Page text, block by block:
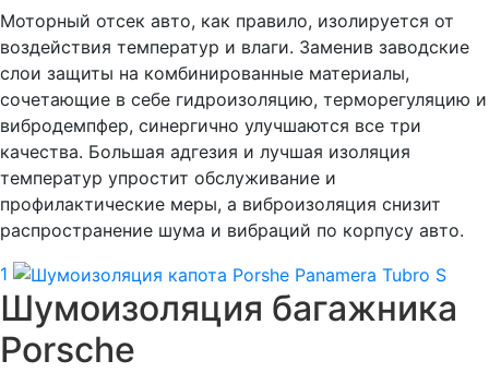
Моторный отсек авто, как правило, изолируется от
воздействия температур и влаги. Заменив заводские
слои защиты на комбинированные материалы,
сочетающие в себе гидроизоляцию, терморегуляцию и
вибродемпфер, синергично улучшаются все три
качества. Большая адгезия и лучшая изоляция
температур упростит обслуживание и
профилактические меры, а виброизоляция снизит
распространение шума и вибраций по корпусу авто.
1
Шумоизоляция багажника
Porsche